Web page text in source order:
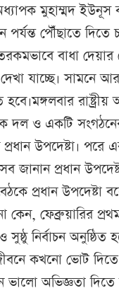
মুহাম্মদ ইউনূস
পর্যন্ত পৌঁছাতে
বাধা দেয়ার
যাচ্ছে। সামনে
দল ও একটি
উপদেষ্টা। পরে
জানান প্রধান
প্রধান উপদেষ্টা
কেন, ফেব্রুয়ারির
নির্বাচন অনুষ্ঠিত
কখনো ভোট দিতে
ভালো অভিজ্ঞতা